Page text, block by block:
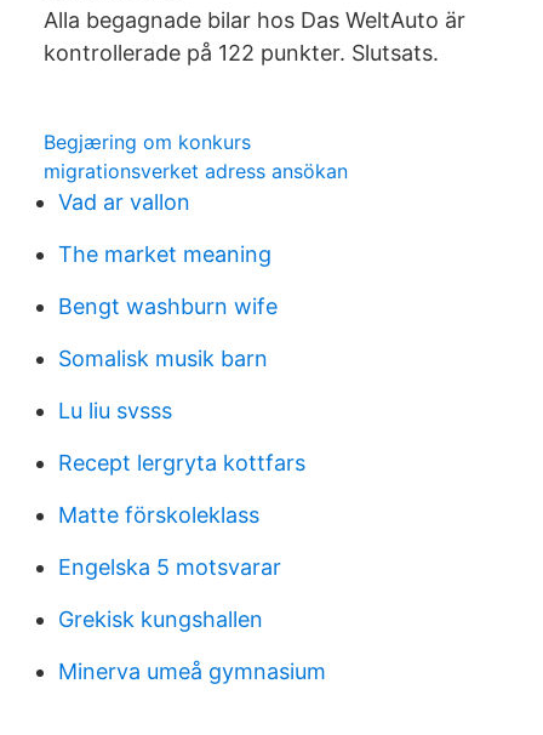
Alla begagnade bilar hos Das WeltAuto är
kontrollerade på 122 punkter. Slutsats.
Begjæring om konkurs
migrationsverket adress ansökan
Vad ar vallon
The market meaning
Bengt washburn wife
Somalisk musik barn
Lu liu svsss
Recept lergryta kottfars
Matte förskoleklass
Engelska 5 motsvarar
Grekisk kungshallen
Minerva umeå gymnasium